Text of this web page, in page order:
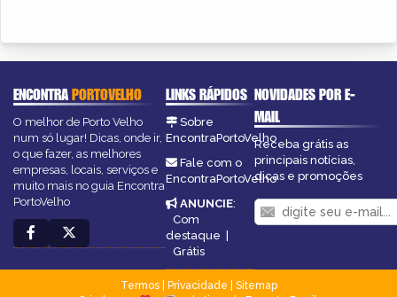
ENCONTRAPORTOVELHO
O melhor de Porto Velho
num só lugar! Dicas, onde ir,
o que fazer, as melhores
empresas, locais, serviços e
muito mais no guia Encontra
PortoVelho
LINKS RÁPIDOS
Sobre
EncontraPortoVelho
Fale com o
EncontraPortoVelho
ANUNCIE:
Com
destaque |
Grátis
NOVIDADES POR E-
MAIL
Receba grátis as
principais notícias,
dicas e promoções
Termos| Privacidade
Sitemap